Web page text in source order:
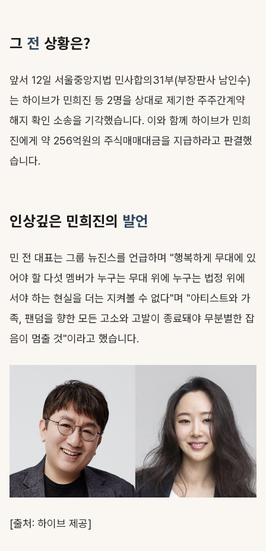
그 전 상황은?
앞서 12일 서울중앙지법 민사합의31부(부장판사 남인수)
는 하이브가 민희진 등 2명을 상대로 제기한 주주간계약
해지 확인 소송을 기각했습니다. 이와 함께 하이브가 민희
진에게 약 256억원의 주식매매대금을 지급하라고 판결했
습니다.
인상깊은 민희진의 발언
민 전 대표는 그룹 뉴진스를 언급하며 "행복하게 무대에 있
어야 할 다섯 멤버가 누구는 무대 위에 누구는 법정 위에
서야 하는 현실을 더는 지켜볼 수 없다"며 "아티스트와 가
족, 팬덤을 향한 모든 고소와 고발이 종료돼야 무분별한 잡
음이 멈출 것"이라고 했습니다.
[출처: 하이브 제공]